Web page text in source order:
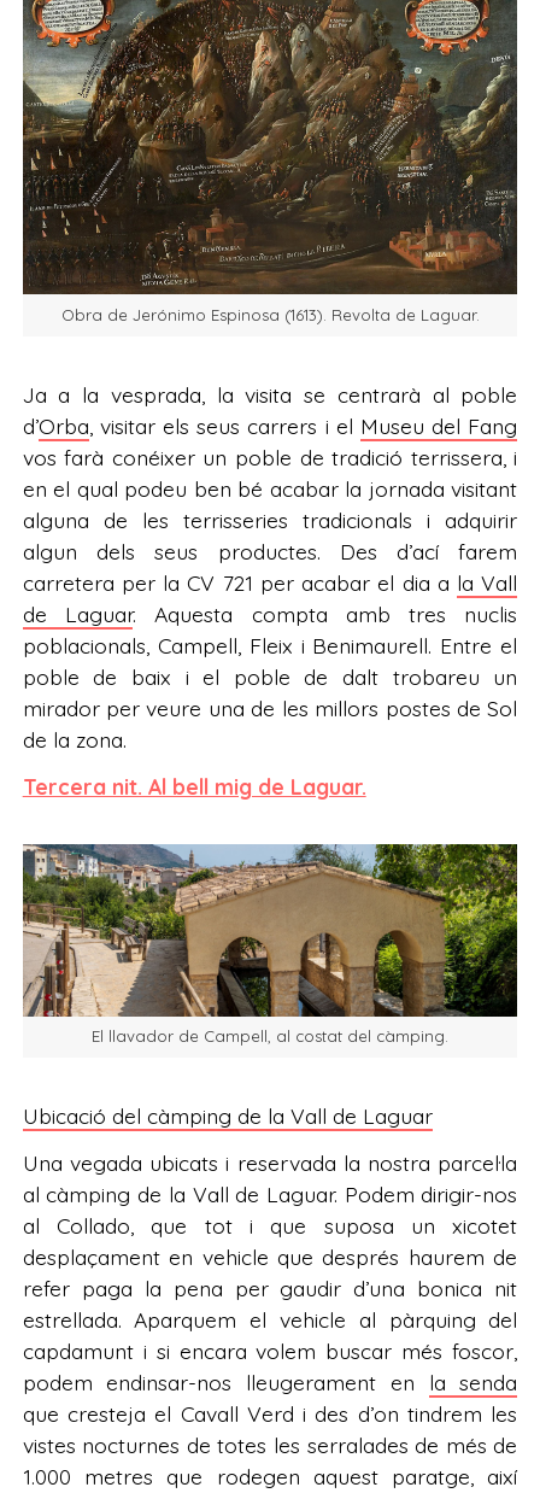
Obra de Jerónimo Espinosa (1613). Revolta de Laguar.
Ja a la vesprada, la visita se centrarà al poble
d’Orba , visitar els seus carrers i el Museu del Fang
vos farà conéixer un poble de tradició terrissera, i
en el qual podeu ben bé acabar la jornada visitant
alguna de les terrisseries tradicionals i adquirir
algun dels seus productes. Des d’ací farem
carretera per la CV 721 per acabar el dia a la Vall
de Laguar. Aquesta compta amb tres nuclis
poblacionals, Campell, Fleix i Benimaurell. Entre el
poble de baix i el poble de dalt trobareu un
mirador per veure una de les millors postes de Sol
de la zona.
Tercera nit. Al bell mig de Laguar.
El llavador de Campell, al costat del càmping.
Ubicació del càmping de la Vall de Laguar
Una vegada ubicats i reservada la nostra parcel·la
al càmping de la Vall de Laguar. Podem dirigir-nos
al Collado, que tot i que suposa un xicotet
desplaçament en vehicle que després haurem de
refer paga la pena per gaudir d’una bonica nit
estrellada. Aparquem el vehicle al pàrquing del
capdamunt i si encara volem buscar més foscor,
podem endinsar-nos lleugerament en la senda
que cresteja el Cavall Verd i des d’on tindrem les
vistes nocturnes de totes les serralades de més de
1.000 metres que rodegen aquest paratge, així